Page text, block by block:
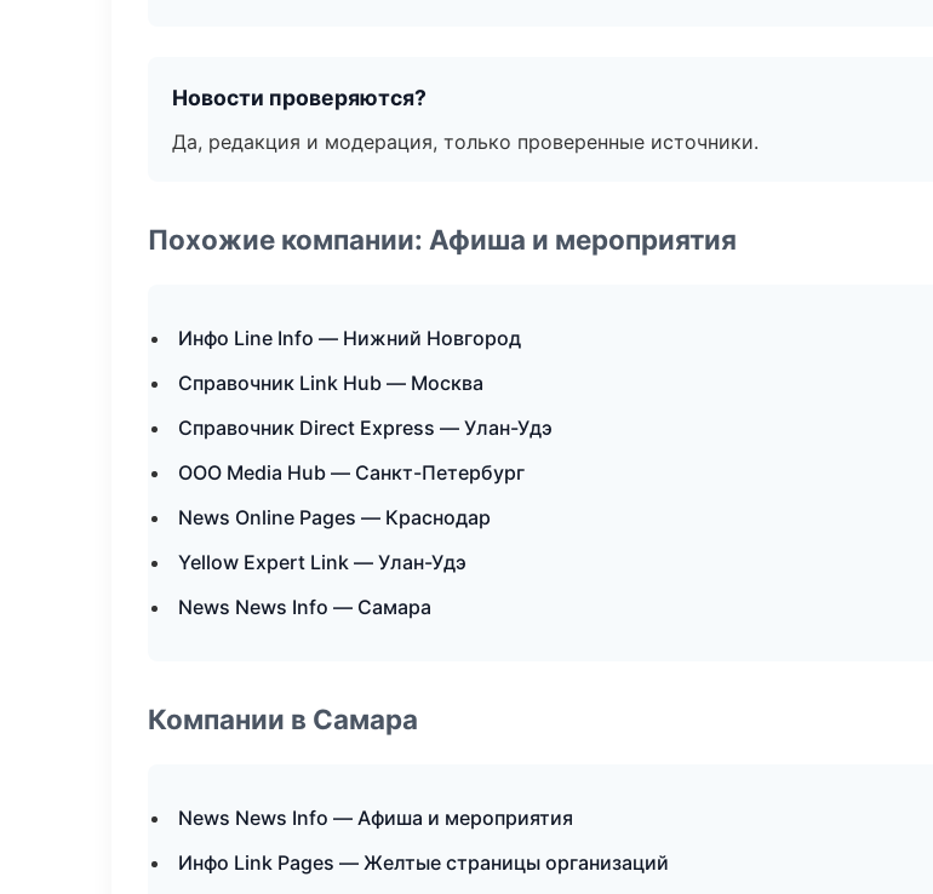
Новости проверяются?
Да, редакция и модерация, только проверенные источники.
Похожие компании: Афиша и мероприятия
Инфо Line Info — Нижний Новгород
Справочник Link Hub — Москва
Справочник Direct Express — Улан-Удэ
ООО Media Hub — Санкт-Петербург
News Online Pages — Краснодар
Yellow Expert Link — Улан-Удэ
News News Info — Самара
Компании в Самара
News News Info — Афиша и мероприятия
Инфо Link Pages — Желтые страницы организаций